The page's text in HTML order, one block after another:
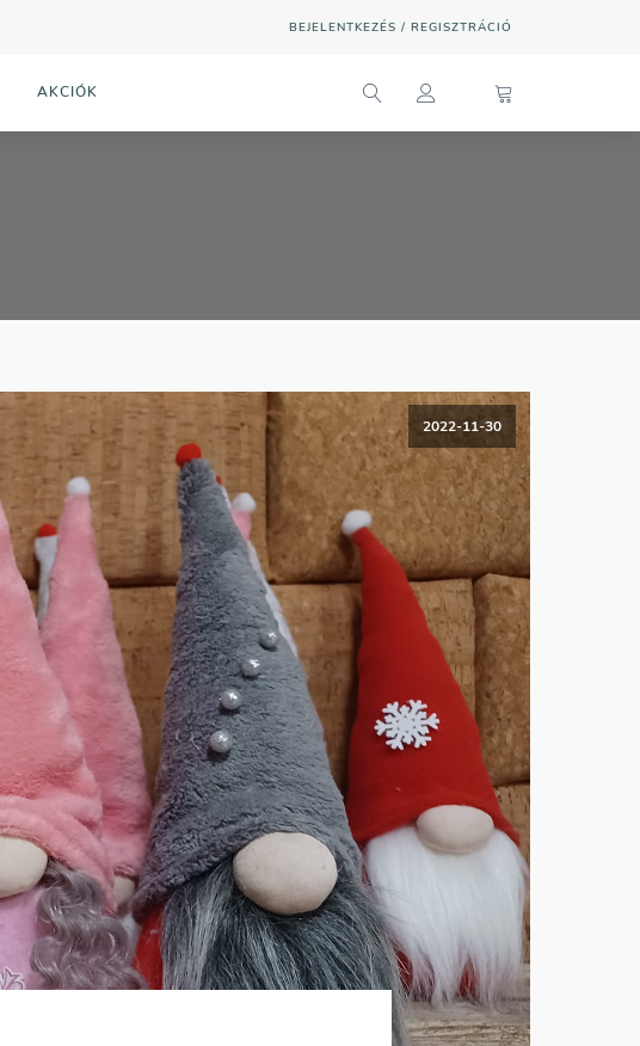
BEJELENTKEZÉS / REGISZTRÁCIÓ
AKCIÓK
2022-11-30